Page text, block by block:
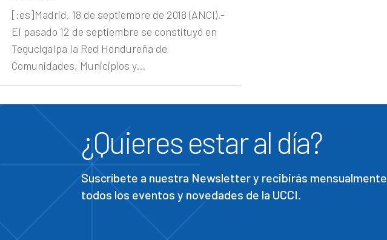
[:es]Madrid, 18 de septiembre de 2018 (ANCI).-
El pasado 12 de septiembre se constituyó en
Tegucigalpa la Red Hondureña de
Comunidades, Municipios y...
¿Quieres estar al día?
Suscríbete a nuestra Newsletter y recibirás mensualmente
todos los eventos y novedades de la UCCI.